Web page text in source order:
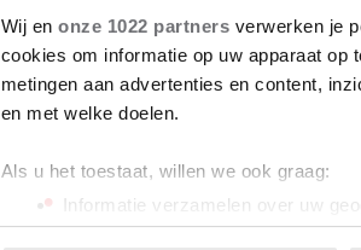
Wij en onze 1022 partners verwerken je
cookies om informatie op uw apparaat op
metingen aan advertenties en content,
en met welke doelen.
Als u het toestaat, willen we ook graag:
Informatie verzamelen over uw
Uw apparaat identificeren door